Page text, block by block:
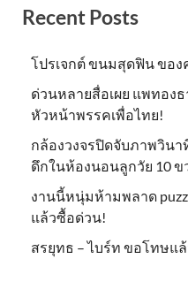
Recent Posts
โปรเจกต์ ขนมสุดฟิน ของ
ด่วนหลายสื่อเผย แพทอง
หัวหน้าพรรคเพื่อไทย!
กล้องวงจรปิดจับภาพวิน
ดึกในห้องนอนลูกวัย 10 ข
งานนี้หนุ่มห้ามพลาด
แล้วซื้อด่วน!
สรยุทธ – ไบร์ท ขอโทษแ